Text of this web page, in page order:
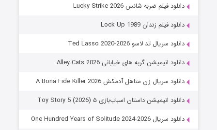
دانلود فیلم ضربه شانس Lucky Strike 2026
دانلود فیلم زندان Lock Up 1989
دانلود سریال تد لاسو Ted Lasso 2020-2026
دانلود انیمیشن گربه های خیابانی Alley Cats 2026
دانلود سریال زن متاهل آدمکش A Bona Fide Killer 2026
دانلود انیمیشن داستان اسباب‌بازی ۵ Toy Story 5 (2026)
دانلود سریال One Hundred Years of Solitude 2024-2026